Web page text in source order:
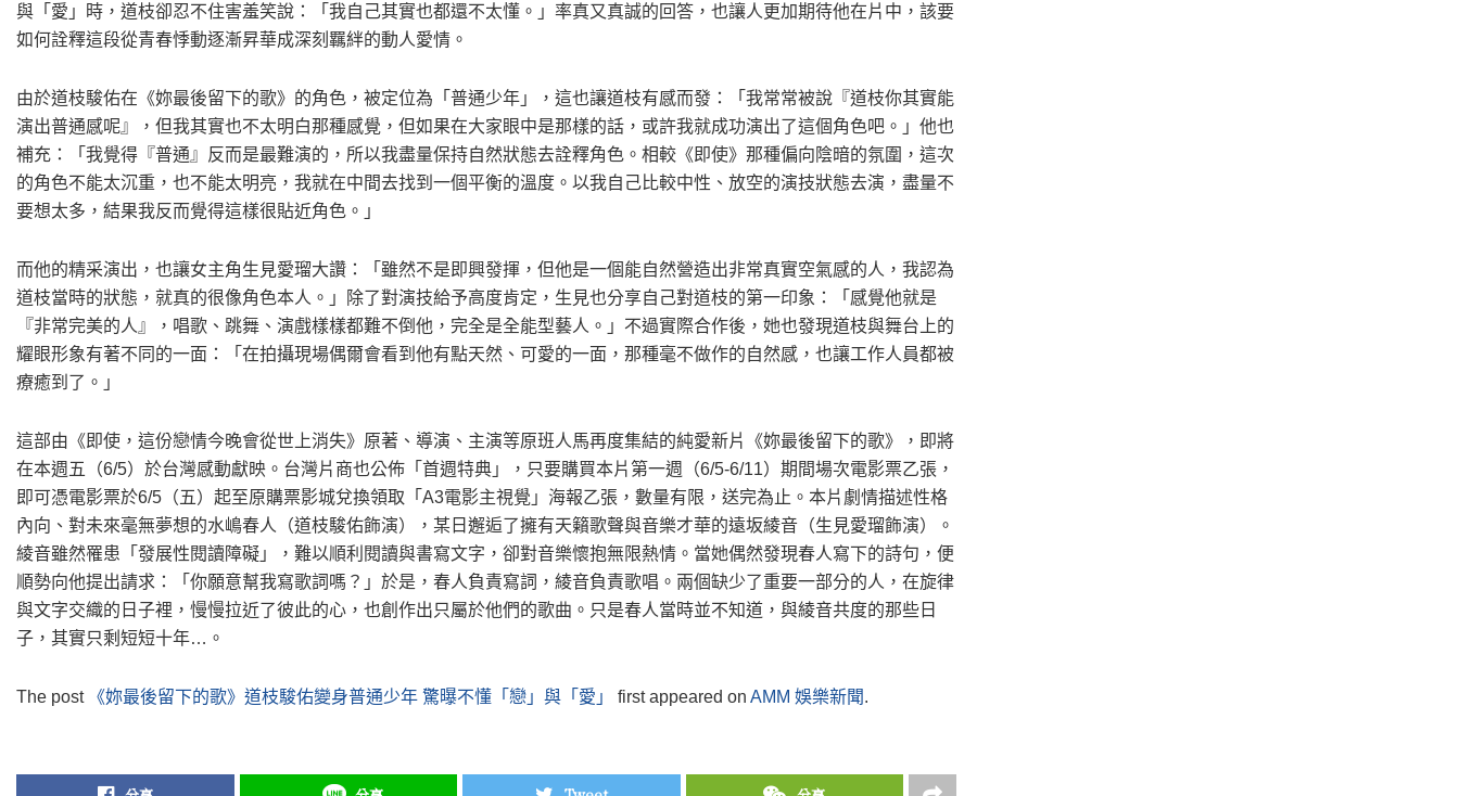
與「愛」時，道枝卻忍不住害羞笑說：「我自己其實也都還不太懂。」率真又真誠的回答，也讓人更加期待他在片中，該要
如何詮釋這段從青春悸動逐漸昇華成深刻羈絆的動人愛情。
由於道枝駿佑在《妳最後留下的歌》的角色，被定位為「普通少年」，這也讓道枝有感而發：「我常常被說『道枝你其實能
演出普通感呢』，但我其實也不太明白那種感覺，但如果在大家眼中是那樣的話，或許我就成功演出了這個角色吧。」他也
補充：「我覺得『普通』反而是最難演的，所以我盡量保持自然狀態去詮釋角色。相較《即使》那種偏向陰暗的氛圍，這次
的角色不能太沉重，也不能太明亮，我就在中間去找到一個平衡的溫度。以我自己比較中性、放空的演技狀態去演，盡量不
要想太多，結果我反而覺得這樣很貼近角色。」
而他的精采演出，也讓女主角生見愛瑠大讚：「雖然不是即興發揮，但他是一個能自然營造出非常真實空氣感的人，我認為
道枝當時的狀態，就真的很像角色本人。」除了對演技給予高度肯定，生見也分享自己對道枝的第一印象：「感覺他就是
『非常完美的人』，唱歌、跳舞、演戲樣樣都難不倒他，完全是全能型藝人。」不過實際合作後，她也發現道枝與舞台上的
耀眼形象有著不同的一面：「在拍攝現場偶爾會看到他有點天然、可愛的一面，那種毫不做作的自然感，也讓工作人員都被
療癒到了。」
這部由《即使，這份戀情今晚會從世上消失》原著、導演、主演等原班人馬再度集結的純愛新片《妳最後留下的歌》，即將
在本週五（6/5）於台灣感動獻映。台灣片商也公佈「首週特典」，只要購買本片第一週（6/5-6/11）期間場次電影票乙張，
即可憑電影票於6/5（五）起至原購票影城兌換領取「A3電影主視覺」海報乙張，數量有限，送完為止。本片劇情描述性格
內向、對未來毫無夢想的水嶋春人（道枝駿佑飾演），某日邂逅了擁有天籟歌聲與音樂才華的遠坂綾音（生見愛瑠飾演）。
綾音雖然罹患「發展性閱讀障礙」，難以順利閱讀與書寫文字，卻對音樂懷抱無限熱情。當她偶然發現春人寫下的詩句，便
順勢向他提出請求：「你願意幫我寫歌詞嗎？」於是，春人負責寫詞，綾音負責歌唱。兩個缺少了重要一部分的人，在旋律
與文字交織的日子裡，慢慢拉近了彼此的心，也創作出只屬於他們的歌曲。只是春人當時並不知道，與綾音共度的那些日
子，其實只剩短短十年…。
The post 《妳最後留下的歌》道枝駿佑變身普通少年 驚曝不懂「戀」與「愛」 first appeared on AMM 娛樂新聞.